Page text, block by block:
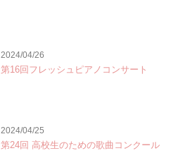
2024/04/26
第16回フレッシュピアノコンサート
2024/04/25
第24回 高校生のための歌曲コンクール